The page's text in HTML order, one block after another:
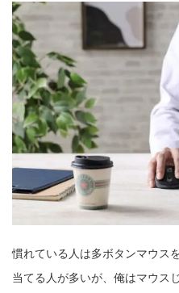
慣れている人は多ボタンマウス
当てる人が多いが、俺はマウス